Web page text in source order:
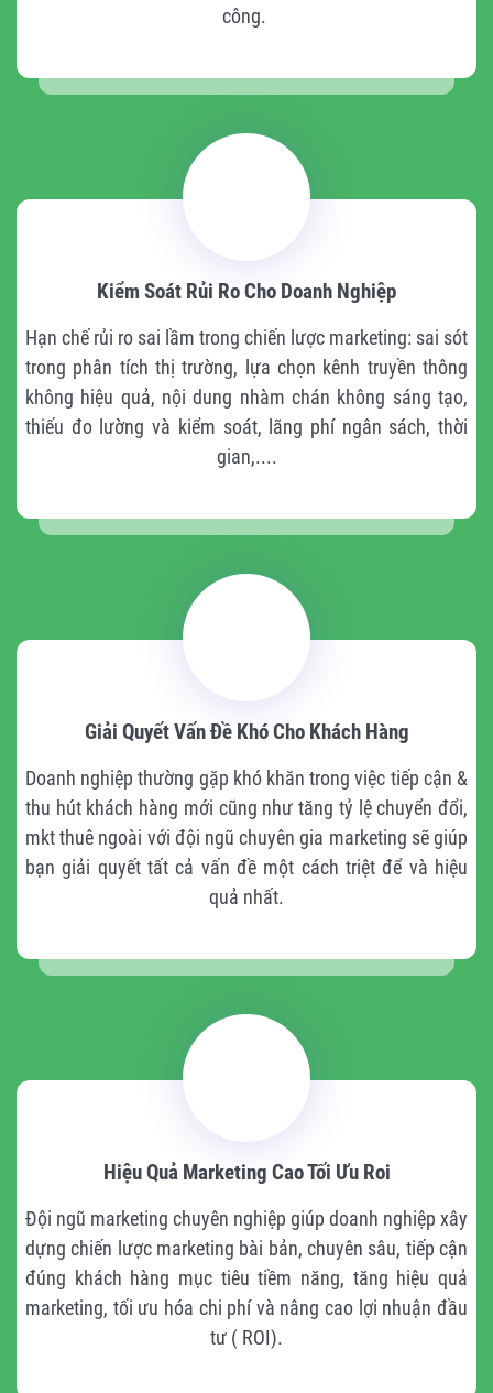
công.
Kiểm Soát Rủi Ro Cho Doanh Nghiệp
Hạn chế rủi ro sai lầm trong chiến lược marketing: sai sót
trong phân tích thị trường, lựa chọn kênh truyền thông
không hiệu quả, nội dung nhàm chán không sáng tạo,
thiếu đo lường và kiểm soát, lãng phí ngân sách, thời
gian,....
Giải Quyết Vấn Đề Khó Cho Khách Hàng
Doanh nghiệp thường gặp khó khăn trong việc tiếp cận &
thu hút khách hàng mới cũng như tăng tỷ lệ chuyển đổi,
mkt thuê ngoài với đội ngũ chuyên gia marketing sẽ giúp
bạn giải quyết tất cả vấn đề một cách triệt để và hiệu
quả nhất.
Hiệu Quả Marketing Cao Tối Ưu Roi
Đội ngũ marketing chuyên nghiệp giúp doanh nghiệp xây
dựng chiến lược marketing bài bản, chuyên sâu, tiếp cận
đúng khách hàng mục tiêu tiềm năng, tăng hiệu quả
marketing, tối ưu hóa chi phí và nâng cao lợi nhuận đầu
tư ( ROI).